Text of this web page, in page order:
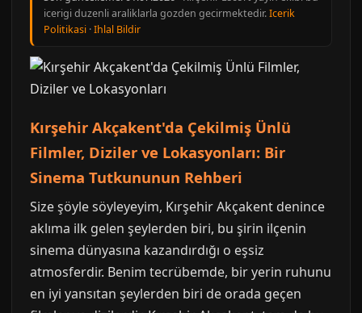
icerigi duzenli araliklarla gozden gecirmektedir.Icerik
Politikasi ·Ihlal Bildir
Kırşehir Akçakent'da Çekilmiş Ünlü
Filmler, Diziler ve Lokasyonları: Bir
Sinema Tutkununun Rehberi
Size şöyle söyleyeyim, Kırşehir Akçakent denince
aklıma ilk gelen şeylerden biri, bu şirin ilçenin
sinema dünyasına kazandırdığı o eşsiz
atmosferdir. Benim tecrübemde, bir yerin ruhunu
en iyi yansıtan şeylerden biri de orada geçen